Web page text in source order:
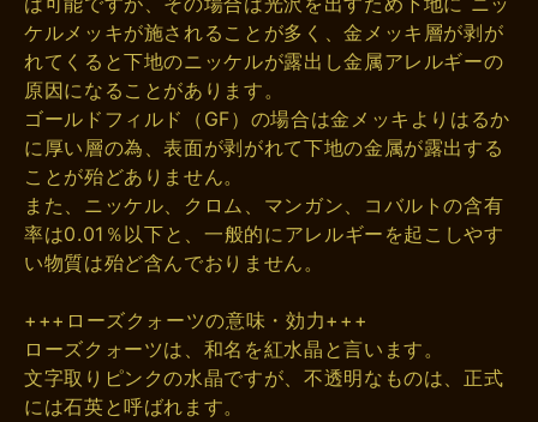
ケルメッキが施されることが多く、金メッキ層が剥が
れてくると下地のニッケルが露出し金属アレルギーの
原因になることがあります。
ゴールドフィルド（GF）の場合は金メッキよりはるか
に厚い層の為、表面が剥がれて下地の金属が露出する
ことが殆どありません。
また、ニッケル、クロム、マンガン、コバルトの含有
率は0.01％以下と、一般的にアレルギーを起こしやす
い物質は殆ど含んでおりません。
+++ローズクォーツの意味・効力+++
ローズクォーツは、和名を紅水晶と言います。
文字取りピンクの水晶ですが、不透明なものは、正式
には石英と呼ばれます。